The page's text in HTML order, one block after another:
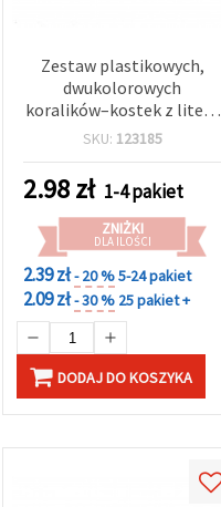
Zestaw plastikowych,
dwukolorowych
koralików–kostek z literą
„Y” (łacińską), 6 mm,
— czarna litera na białym,
20 g (~95 szt.) do
rękodzieła, bransoletek,
naszyjników i
personalizowanej
biżuterii
SKU: 123185
2.98zł 1-4 pakiet
ZNIŻKI
DLA ILOŚCI
2.39 zł- 20 %5-24 pakiet
2.09 zł- 30 % 25 pakiet +
DODAJ DO KOSZYKA